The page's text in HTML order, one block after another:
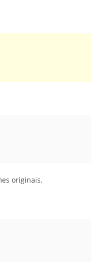
originais.